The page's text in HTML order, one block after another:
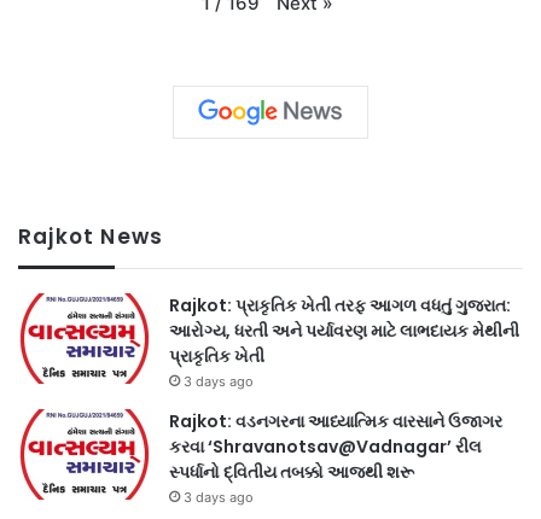
Rajkot News
Rajkot: પ્રાકૃતિક ખેતી તરફ આગળ વધતું ગુજરાત:
આરોગ્ય, ધરતી અને પર્યાવરણ માટે લાભદાયક મેથીની
પ્રાકૃતિક ખેતી
3 days ago
Rajkot: વડનગરના આધ્યાત્મિક વારસાને ઉજાગર
કરવા ‘Shravanotsav@Vadnagar’ રીલ
સ્પર્ધાનો દ્વિતીય તબક્કો આજથી શરૂ
3 days ago